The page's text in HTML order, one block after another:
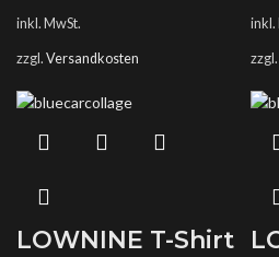
inkl. MwSt.
zzgl. Versandkosten
inkl.
zzgl.
LOWNINE T-Shirt